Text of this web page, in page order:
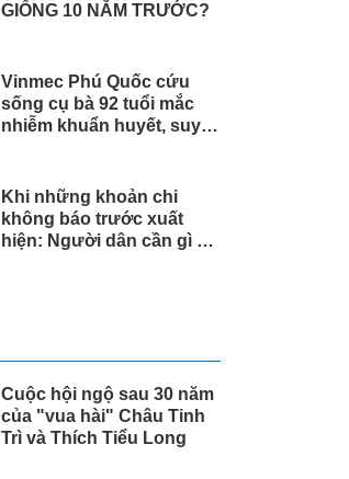
GIỐNG 10 NĂM TRƯỚC?
Vinmec Phú Quốc cứu
sống cụ bà 92 tuổi mắc
nhiễm khuẩn huyết, suy
Khi những khoản chi
không báo trước xuất
hiện: Người dân cần gì ở
Cuộc hội ngộ sau 30 năm
của "vua hài" Châu Tinh
Trì và Thích Tiểu Long